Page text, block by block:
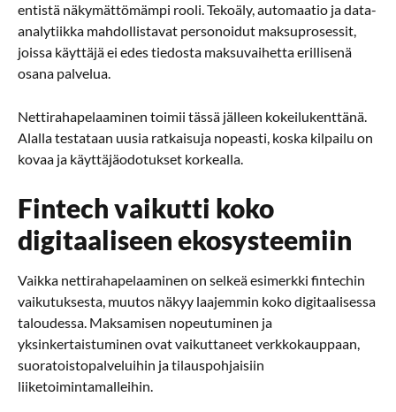
entistä näkymättömämpi rooli. Tekoäly, automaatio ja data-
analytiikka mahdollistavat personoidut maksuprosessit,
joissa käyttäjä ei edes tiedosta maksuvaihetta erillisenä
osana palvelua.
Nettirahapelaaminen toimii tässä jälleen kokeilukenttänä.
Alalla testataan uusia ratkaisuja nopeasti, koska kilpailu on
kovaa ja käyttäjäodotukset korkealla.
Fintech vaikutti koko
digitaaliseen ekosysteemiin
Vaikka nettirahapelaaminen on selkeä esimerkki fintechin
vaikutuksesta, muutos näkyy laajemmin koko digitaalisessa
taloudessa. Maksamisen nopeutuminen ja
yksinkertaistuminen ovat vaikuttaneet verkkokauppaan,
suoratoistopalveluihin ja tilauspohjaisiin
liiketoimintamalleihin.